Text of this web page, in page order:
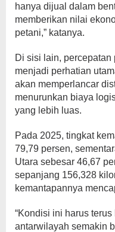
hanya dijual dalam
memberikan nilai
petani,” katanya.
Di sisi lain, percepatan
menjadi perhatian
akan memperlancar
menurunkan biaya
yang lebih luas.
Pada 2025, tingkat
79,79 persen,
Utara sebesar 46,67
sepanjang 156,328
kemantapannya
“Kondisi ini harus
antarwilayah semakin